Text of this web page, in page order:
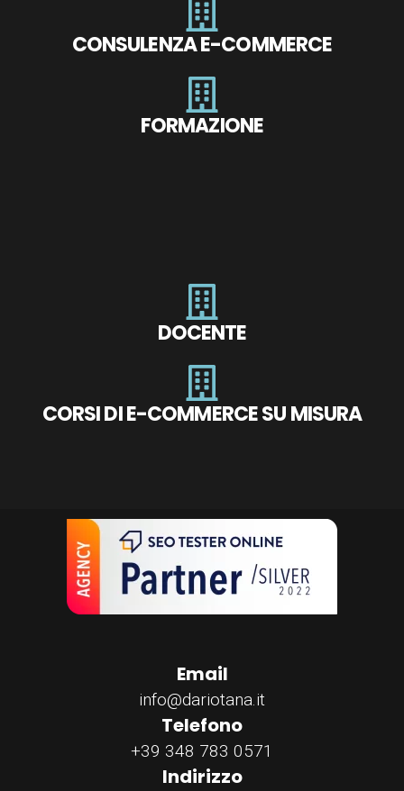
CONSULENZA E-COMMERCE
FORMAZIONE
DOCENTE
CORSI DI E-COMMERCE SU MISURA
Email
info@dariotana.it
Telefono
+39 348 783 0571
Indirizzo